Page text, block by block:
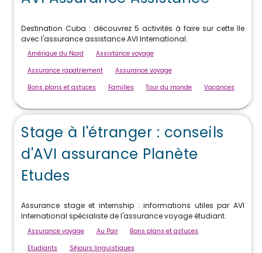
Destination Cuba : découvrez 5 activités à faire sur cette île
avec l'assurance assistance AVI International.
Amérique du Nord
Assistance voyage
Assurance rapatriement
Assurance voyage
Bons plans et astuces
Familles Tour du monde Vacances
Stage à l'étranger : conseils
d'AVI assurance Planète
Etudes
Assurance stage et internship : informations utiles par AVI
International spécialiste de l'assurance voyage étudiant.
Assurance voyage Au Pair
Bons plans et astuces
Etudiants
Séjours linguistiques